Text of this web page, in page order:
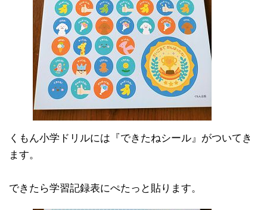
くもん小学ドリルには『できたねシール』がついてき
ます。
できたら学習記録表にぺたっと貼ります。